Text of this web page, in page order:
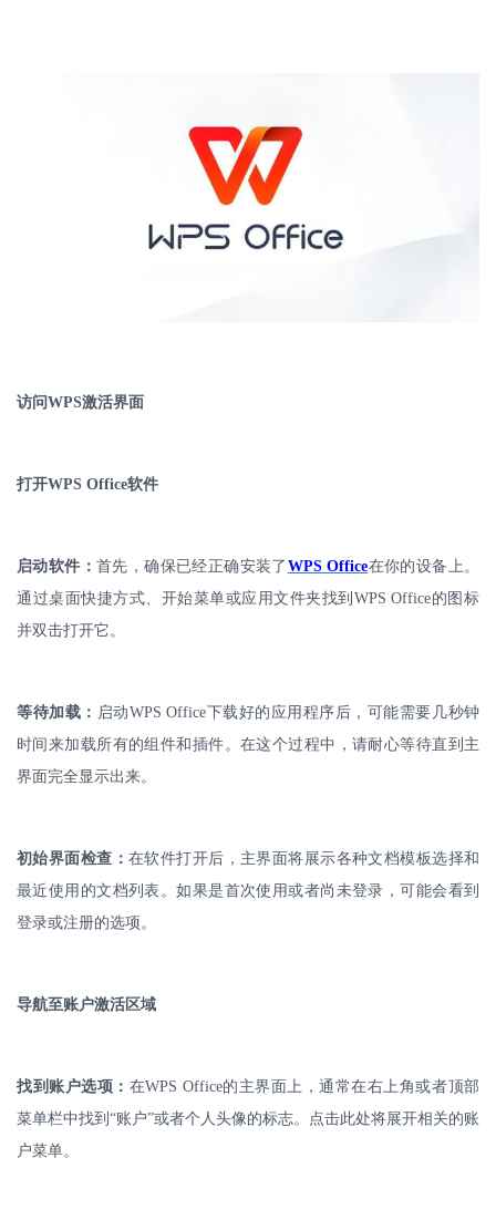
访问WPS激活界面
打开WPS Office软件
启动软件： 首先，确保已经正确安装了 WPS Office在你的设备上。
通过桌面快捷方式、开始菜单或应用文件夹找到 WPS Office的图标
并双击打开它。
等待加载： 启动WPS Office下载好的应用程序后，可能需要几秒钟
时间来加载所有的组件和插件。在这个过程中，请耐心等待直到主
界面完全显示出来。
初始界面检查： 在软件打开后，主界面将展示各种文档模板选择和
最近使用的文档列表。如果是首次使用或者尚未登录，可能会看到
登录或注册的选项。
导航至账户激活区域
找到账户选项： 在WPS Office的主界面上，通常在右上角或者顶部
菜单栏中找到“账户”或者个人头像的标志。点击此处将展开相关的账
户菜单。